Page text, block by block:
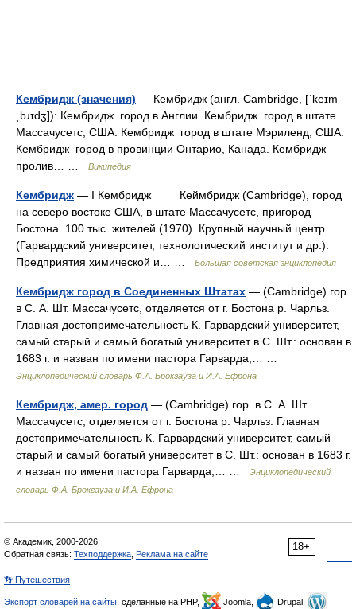
Кембридж (значения) — Кембридж (англ. Cambridge, [ˈkeɪm
ˌbɹɪdʒ]): Кембридж город в Англии. Кембридж город в штате
Массачусетс, США. Кембридж город в штате Мэриленд, США.
Кембридж город в провинции Онтарио, Канада. Кембридж
пролив… …
Википедия
Кембридж — I Кембридж Кеймбридж (Cambridge), город
на северо востоке США, в штате Массачусетс, пригород
Бостона. 100 тыс. жителей (1970). Крупный научный центр
(Гарвардский университет, технологический институт и др.).
Предприятия химической и… …
Большая советская энциклопедия
Кембридж город в Соединенных Штатах — (Cambridge) гор.
в С. А. Шт. Массачусетс, отделяется от г. Бостона р. Чарльз.
Главная достопримечательность К. Гарвардский университет,
самый старый и самый богатый университет в С. Шт.: основан в
1683 г. и назван по имени пастора Гарварда,… …
Энциклопедический словарь Ф.А. Брокгауза и И.А. Ефрона
Кембридж, амер. город — (Cambridge) гор. в С. А. Шт.
Массачусетс, отделяется от г. Бостона р. Чарльз. Главная
достопримечательность К. Гарвардский университет, самый
старый и самый богатый университет в С. Шт.: основан в 1683 г.
и назван по имени пастора Гарварда,… …
Энциклопедический
словарь Ф.А. Брокгауза и И.А. Ефрона
18+
© Академик, 2000-2026
Обратная связь: Техподдержка Реклама на сайте
👣 Путешествия
Экспорт словарей на сайты , сделанные на PHP, Joomla,
Drupal,